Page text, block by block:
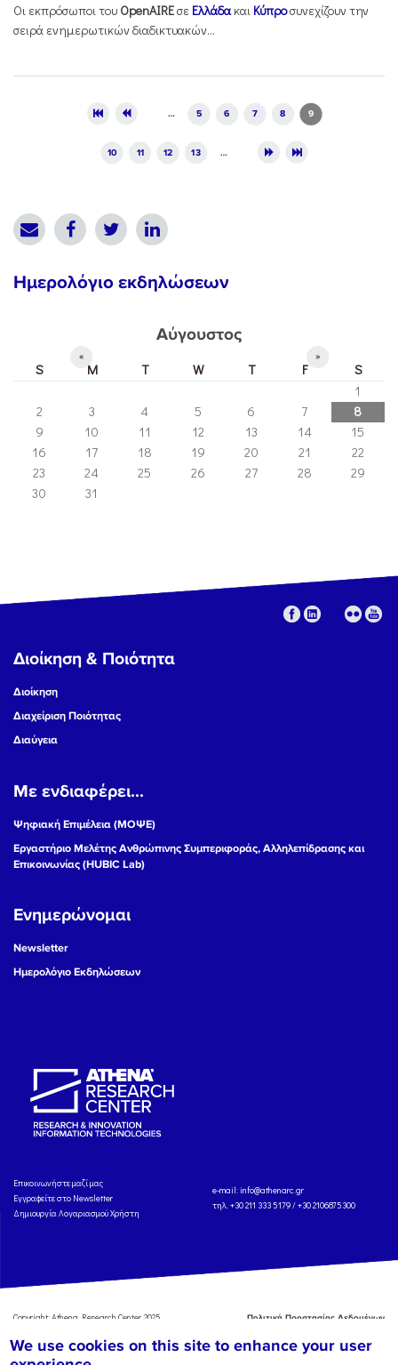
Οι εκπρόσωποι του OpenAIREσε Ελλάδακαι Κύπροσυνεχίζουν την
σειρά ενημερωτικών διαδικτυακών...
… 5 6 7 8 9
10 11 12 13 …
Ημερολόγιο εκδηλώσεων
Αύγουστος
« »
S M T W T F
S
1
2
3 4 5 6 7
8
9
10 11 12 13 14
15
16
17 18 19 20 21
22
23
24 25 26 27 28
29
30
31
Διοίκηση & Ποιότητα
Διοίκηση
Διαχείριση Ποιότητας
Διαύγεια
Με ενδιαφέρει...
Ψηφιακή Επιμέλεια (ΜΟΨΕ)
Εργαστήριο Μελέτης Ανθρώπινης Συμπεριφοράς, Αλληλεπίδρασης και
Επικοινωνίας (HUBIC Lab)
Ενημερώνομαι
Newsletter
Ημερολόγιο Εκδηλώσεων
Eπικοινωνήστε μαζί μας
Εγγραφείτε στο Newsletter
Δημιουργία Λογαριασμού Χρήστη
e-mail: info@athenarc.gr
τηλ. +30 211 333 5179 / +30 2106875300
Copyright: Athena Research Center, 2025
Πολιτική Προστασίας Δεδομένων
Χρήσης
Αναφορά
We use cookies on this site to enhance your user